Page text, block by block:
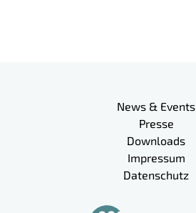
News & Events
Presse
Downloads
Impressum
Datenschutz